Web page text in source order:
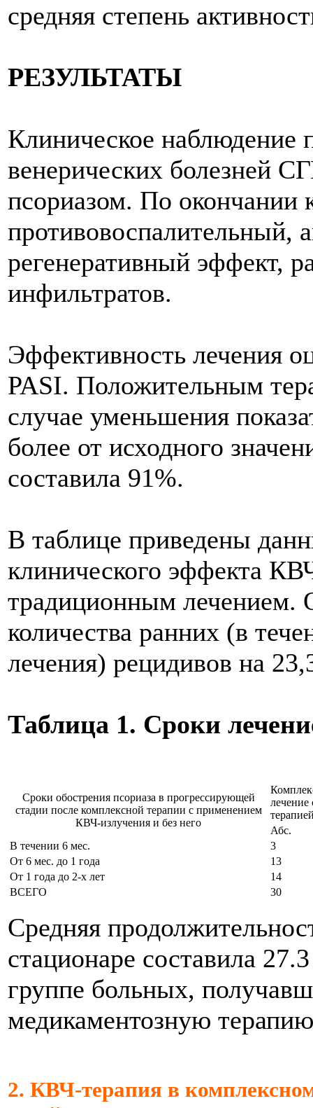
средняя степень
РЕЗУЛЬТАТЫ
Клиническое наблюдение
венерических болезней
псориазом. По окончании
противовоспалительный,
регенеративный эффект,
инфильтратов.
Эффективность лечения
PASI. Положительным
случае уменьшения
более от исходного
составила 91%.
В таблице приведены
клинического эффекта
традиционным лечением.
количества ранних (в
лечения) рецидивов на
Таблица 1. Сроки
Сроки обострения псориаза в прогрессирующей
стадии после комплексной терапии с применением
КВЧ-излучения и без него
Абс.
В течении 6 мес.
3
От 6 мес. до 1 года
13
От 1 года до 2-х лет
14
ВСЕГО
30
Средняя
стационаре составила
группе больных,
медикаментозную
2. КВЧ-терапия в